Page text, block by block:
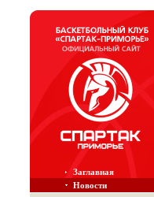
Заглавная
Новости